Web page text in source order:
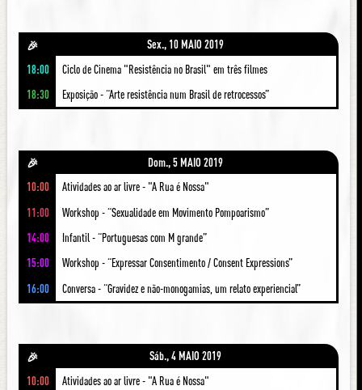
🎉
Sex., 10 MAIO 2019
18:00
Ciclo de Cinema "Resistência no Brasil" em três filmes
18:30
Exposição - “Arte resistência num Brasil de retrocessos”
🎉
Dom., 5 MAIO 2019
10:00
Atividades ao ar livre - "A Rua é Nossa"
11:00
Workshop - “Sexualidade em Movimento Pompoarismo”
14:00
Infantil - “Portuguesas com M grande”
15:00
Workshop - “Expressar Consentimento / Consent Expressions”
16:00
Conversa - “Gravidez e não-monogamias, um relato experiencial”
🎉
Sáb., 4 MAIO 2019
10:00
Atividades ao ar livre - "A Rua é Nossa"